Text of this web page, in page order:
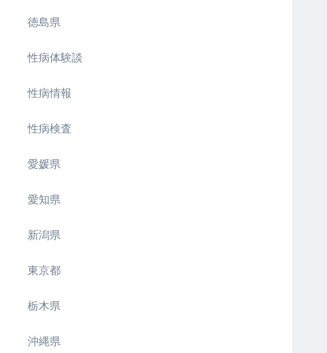
徳島県
性病体験談
性病情報
性病検査
愛媛県
愛知県
新潟県
東京都
栃木県
沖縄県